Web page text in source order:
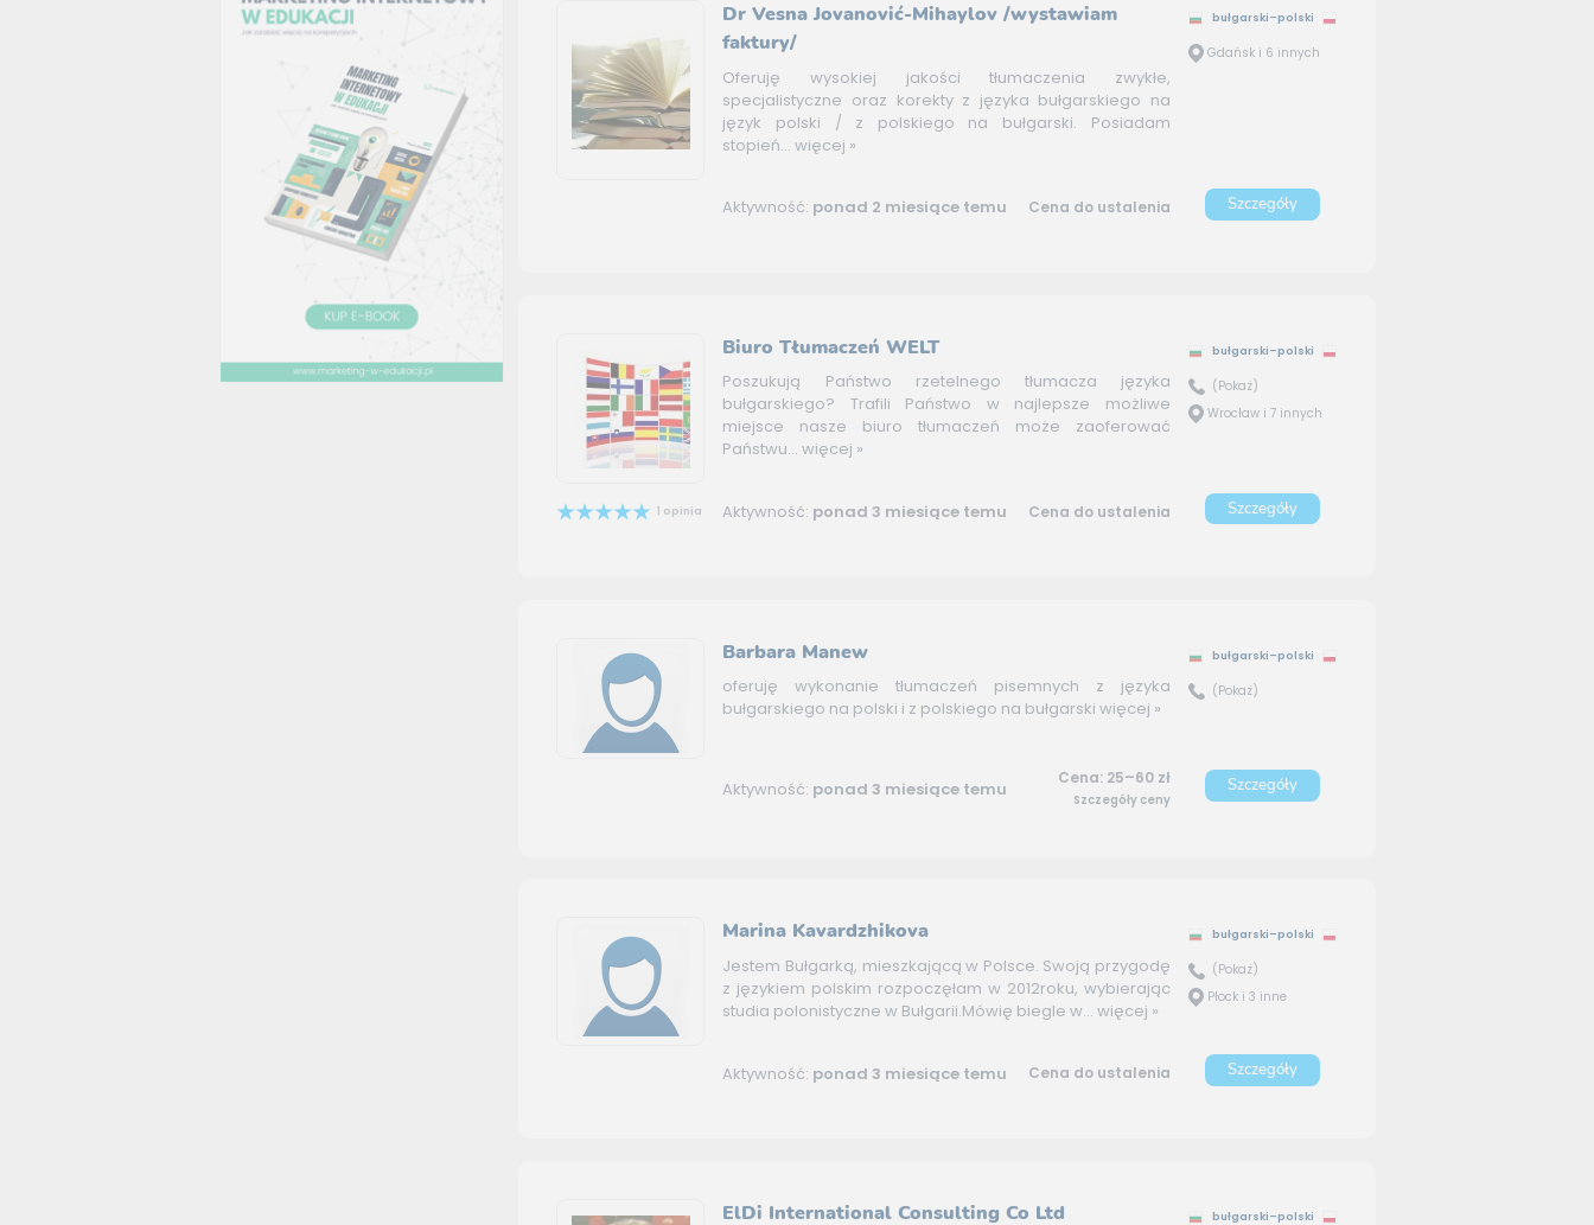
Dr Vesna Jovanović-Mihaylov /wystawiam
faktury/
Oferuję wysokiej jakości tłumaczenia zwykłe,
specjalistyczne oraz korekty z języka bułgarskiego na
język polski / z polskiego na bułgarski. Posiadam
stopień... więcej »
bułgarski–polski
Gdańsk i 6 innych
Aktywność: ponad 2 miesiące temu Cena do ustalenia Szczegóły
Biuro Tłumaczeń WELT
Poszukują Państwo rzetelnego tłumacza języka
bułgarskiego? Trafili Państwo w najlepsze możliwe
miejsce nasze biuro tłumaczeń może zaoferować
Państwu... więcej »
bułgarski–polski
(Pokaż)
Wrocław i 7 innych
1 opinia Aktywność: ponad 3 miesiące temu Cena do ustalenia Szczegóły
Barbara Manew
oferuję wykonanie tłumaczeń pisemnych z języka
bułgarskiego na polski i z polskiego na bułgarski więcej »
bułgarski–polski
(Pokaż)
Aktywność: ponad 3 miesiące temu Cena: 25–60 zł
Szczegóły ceny
Szczegóły
Marina Kavardzhikova
Jestem Bułgarką, mieszkającą w Polsce. Swoją przygodę
z językiem polskim rozpoczęłam w 2012roku, wybierając
studia polonistyczne w Bułgarii.Mówię biegle w... więcej »
bułgarski–polski
(Pokaż)
Płock i 3 inne
Aktywność: ponad 3 miesiące temu Cena do ustalenia Szczegóły
ElDi International Consulting Co Ltd bułgarski–polski